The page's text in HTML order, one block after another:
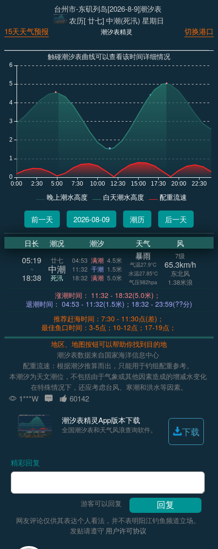
台州市-东矶列岛[2026-8-9]潮汐表
农历[ 廿七] 中潮(死汛) 星期日
切换港口
潮汐表精灵
15天天气预报
触碰潮汐表曲线可以查看该时间详细情况
晚上潮水高度 白天潮水高度 配重流速
前一天 2026-08-09 潮历 后一天
日长 潮况 潮汐 天气 风
05:19
~
18:38
廿七
中潮
死汛
04:53 满潮 4.5米
11:32 干潮 1.5米
18:32 满潮 5.0米
暴雨
气温27.9°C
水温27.85°C
气压982hpa
7级
65.3km/h
东北风
1.38米浪
涨潮时间： 11:32 - 18:32(5.0米)；
退潮时间： 04:53 - 11:32(1.5米)；18:32 - 23:59(??分)
推荐赶海时间：7:30 - 11:30点(差)；
最佳鱼口时间：3-5点；10-12点；17-19点；
地区、地图按钮可以帮助你找到目的地
潮汐表数据来自国家海洋信息中心
配重流速：根据潮汐推算而出，只能用于钓组配重参考。
本潮汐为天文潮位，不包括由于气象或其他因素造成的增减水变化
在特殊情况下，还应考虑台风、寒潮和洪水等因素。
1***W 60142
潮汐表精灵App版本下载
全国潮汐表和天气风浪查询软件。 下载
精彩回复
游客可以回复
网友评论仅供其表达个人看法，并不表明阳江钓鱼频道立场。
发贴请遵守 用户许可协议